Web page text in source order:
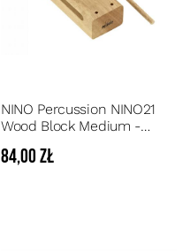
NINO Percussion NINO21
Wood Block Medium -
w średnim rozmiarze
84,00 zł